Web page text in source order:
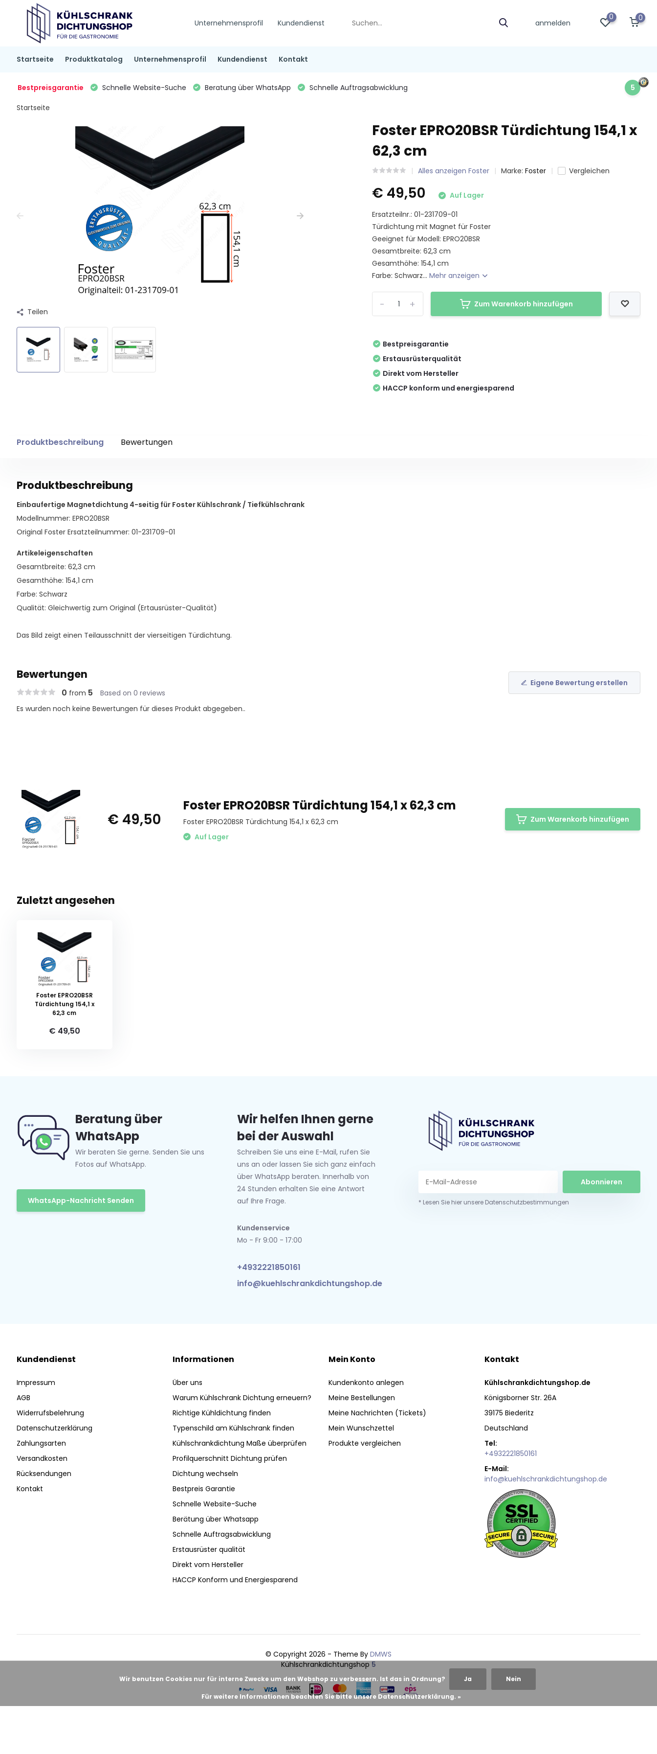
Unternehmensprofil Kundendienst anmelden
0 0
Startseite Produktkatalog Unternehmensprofil Kundendienst Kontakt
Bestpreisgarantie Schnelle Website-Suche Beratung über WhatsApp Schnelle Auftragsabwicklung 5
Startseite
Teilen
Foster EPRO20BSR Türdichtung 154,1 x
62,3 cm
Alles anzeigen Foster Marke:Foster Vergleichen
€ 49,50
Auf Lager
Ersatzteilnr.: 01-231709-01
Türdichtung mit Magnet für Foster
Geeignet für Modell: EPRO20BSR
Gesamtbreite: 62,3 cm
Gesamthöhe: 154,1 cm
Farbe: Schwarz...Mehr anzeigen
+
- Zum Warenkorb hinzufügen
Bestpreisgarantie
Erstausrüsterqualität
Direkt vom Hersteller
HACCP konform und energiesparend
Produktbeschreibung Bewertungen
Produktbeschreibung
Einbaufertige Magnetdichtung 4-seitig für Foster Kühlschrank / Tiefkühlschrank
Modellnummer: EPRO20BSR
Original Foster Ersatzteilnummer: 01-231709-01
Artikeleigenschaften
Gesamtbreite: 62,3 cm
Gesamthöhe: 154,1 cm
Farbe: Schwarz
Qualität: Gleichwertig zum Original (Ertausrüster-Qualität)
Das Bild zeigt einen Teilausschnitt der vierseitigen Türdichtung.
Bewertungen
0 from 5 Based on 0 reviews
Eigene Bewertung erstellen
Es wurden noch keine Bewertungen für dieses Produkt abgegeben..
€ 49,50
Foster EPRO20BSR Türdichtung 154,1 x 62,3 cm
Foster EPRO20BSR Türdichtung 154,1 x 62,3 cm
Auf Lager
Zum Warenkorb hinzufügen
Zuletzt angesehen
Foster EPRO20BSR
Türdichtung 154,1 x
62,3 cm
€ 49,50
Beratung über
WhatsApp
Wir beraten Sie gerne. Senden Sie uns
Fotos auf WhatsApp.
WhatsApp-Nachricht Senden
Wir helfen Ihnen gerne
bei der Auswahl
Schreiben Sie uns eine E-Mail, rufen Sie
uns an oder lassen Sie sich ganz einfach
über WhatsApp beraten. Innerhalb von
24 Stunden erhalten Sie eine Antwort
auf Ihre Frage.
Kundenservice
Mo - Fr 9:00 - 17:00
+4932221850161
info@kuehlschrankdichtungshop.de
Abonnieren
* Lesen Sie hier unsere Datenschutzbestimmungen
Kundendienst
Impressum
AGB
Widerrufsbelehrung
Datenschutzerklärung
Zahlungsarten
Versandkosten
Rücksendungen
Kontakt
Informationen
Über uns
Warum Kühlschrank Dichtung erneuern?
Richtige Kühldichtung finden
Typenschild am Kühlschrank finden
Kühlschrankdichtung Maße überprüfen
Profilquerschnitt Dichtung prüfen
Dichtung wechseln
Bestpreis Garantie
Schnelle Website-Suche
Berätung über Whatsapp
Schnelle Auftragsabwicklung
Erstausrüster qualität
Direkt vom Hersteller
HACCP Konform und Energiesparend
Mein Konto
Kundenkonto anlegen
Meine Bestellungen
Meine Nachrichten (Tickets)
Mein Wunschzettel
Produkte vergleichen
Kontakt
Kühlschrankdichtungshop.de
Königsborner Str. 26A
39175 Biederitz
Deutschland
Tel:
+4932221850161
E-Mail:
info@kuehlschrankdichtungshop.de
© Copyright 2026 - Theme By DMWS
Kühlschrankdichtungshop 5
Wir benutzen Cookies nur für interne Zwecke um den Webshop zu verbessern. Ist das in Ordnung? Ja Nein
Für weitere Informationen beachten Sie bitte unsere Datenschutzerklärung. »